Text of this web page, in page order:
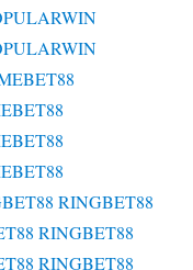
RINGBET88
RINGBET88
RINGBET88